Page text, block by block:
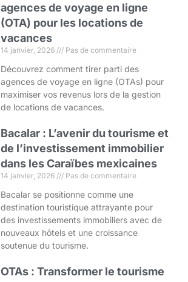
agences de voyage en ligne
(OTA) pour les locations de
vacances
14 janvier, 2026 Pas de commentaire
Découvrez comment tirer parti des
agences de voyage en ligne (OTAs) pour
maximiser vos revenus lors de la gestion
de locations de vacances.
Bacalar : L’avenir du tourisme et
de l’investissement immobilier
dans les Caraïbes mexicaines
14 janvier, 2026 Pas de commentaire
Bacalar se positionne comme une
destination touristique attrayante pour
des investissements immobiliers avec de
nouveaux hôtels et une croissance
soutenue du tourisme.
OTAs : Transformer le tourisme